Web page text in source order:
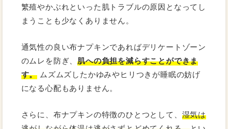
繁殖やかぶれといった肌トラブルの原因となってし
まうことも少なくありません。
通気性の良い布ナプキンであればデリケートゾーン
のムレを防ぎ、肌への負担を減らすことができま
す。 ムズムズしたかゆみやヒリつきが睡眠の妨げ
になる心配もありません。
さらに、布ナプキンの特徴のひとつとして、 湿気は